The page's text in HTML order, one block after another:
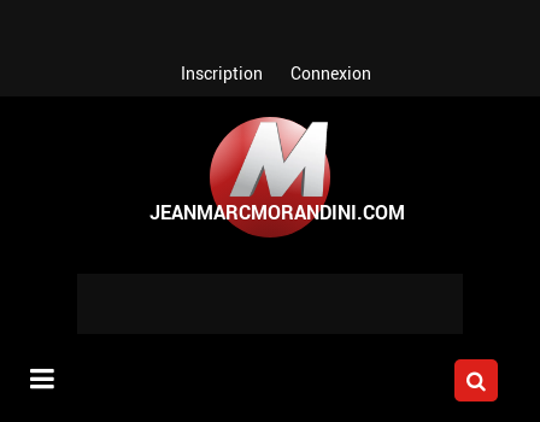
Inscription Connexion